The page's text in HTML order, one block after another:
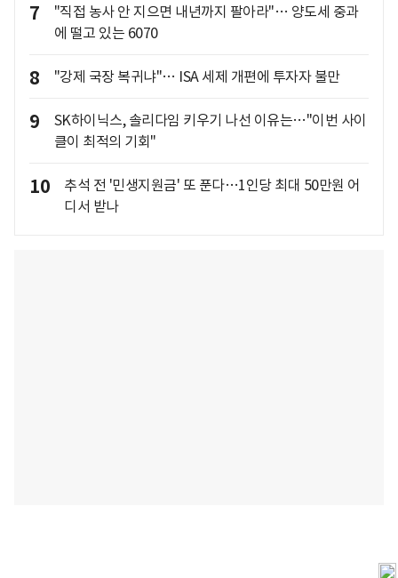
7
"직접 농사 안 지으면 내년까지 팔아라"… 양도세 중과
에 떨고 있는 6070
8 "강제 국장 복귀냐"… ISA 세제 개편에 투자자 불만
9
SK하이닉스, 솔리다임 키우기 나선 이유는…"이번 사이
클이 최적의 기회"
10
추석 전 '민생지원금' 또 푼다…1인당 최대 50만원 어
디서 받나